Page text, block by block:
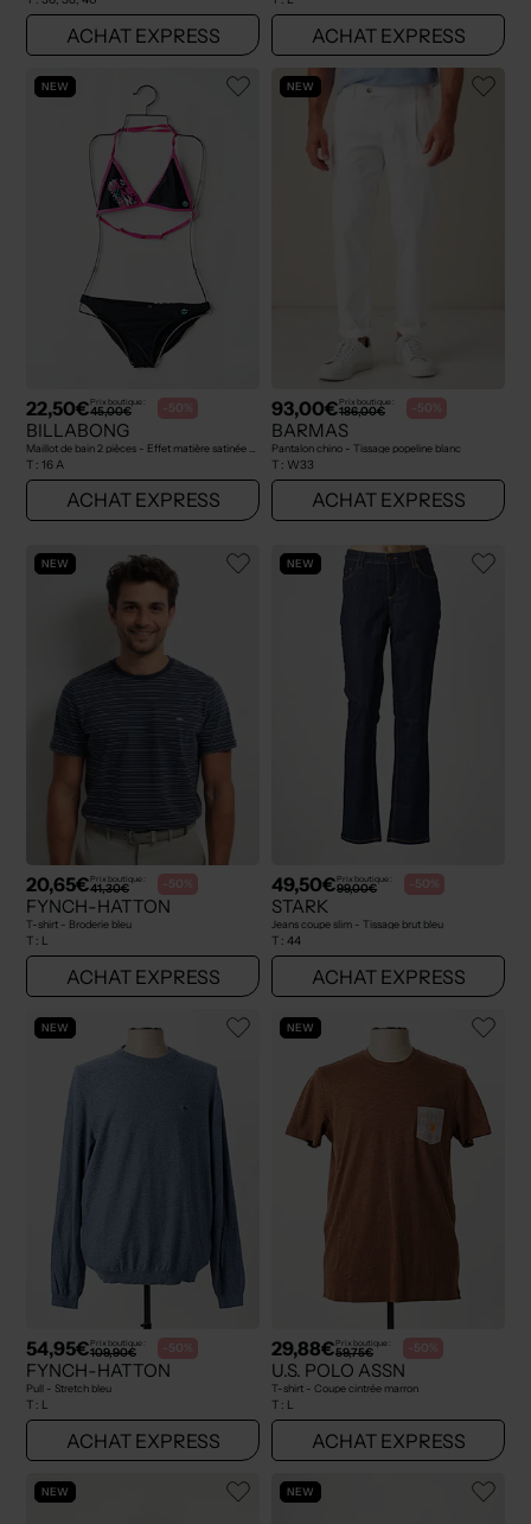
ACHAT EXPRESS ACHAT EXPRESS
NEW
22,50€Prix boutique :
45,00€ -50%
BILLABONG
T : 16 A
ACHAT EXPRESS
NEW
93,00€Prix boutique :
186,00€ -50%
BARMAS
Pantalon chino - Tissage popeline blanc
T : W33
ACHAT EXPRESS
NEW
20,65€Prix boutique :
41,30€ -50%
FYNCH-HATTON
T-shirt - Broderie bleu
T : L
ACHAT EXPRESS
NEW
49,50€Prix boutique :
99,00€ -50%
STARK
Jeans coupe slim - Tissage brut bleu
T : 44
ACHAT EXPRESS
NEW
54,95€Prix boutique :
109,90€ -50%
FYNCH-HATTON
Pull - Stretch bleu
T : L
ACHAT EXPRESS
NEW
29,88€Prix boutique :
59,75€ -50%
U.S. POLO ASSN
T-shirt - Coupe cintrée marron
T : L
ACHAT EXPRESS
NEW NEW